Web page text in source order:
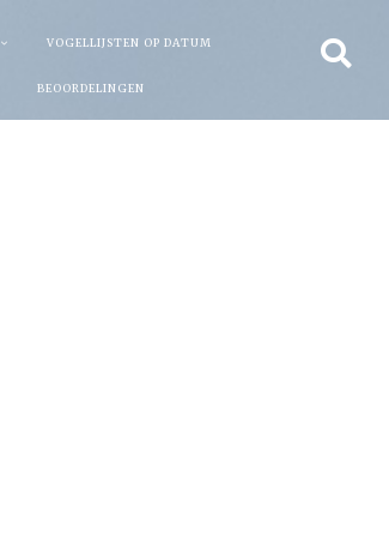
VOGELLIJSTEN OP DATUM
BEOORDELINGEN